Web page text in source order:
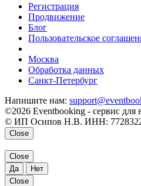
Регистрация
Продвижение
Блог
Пользовательское
Москва
Обработка данных
Санкт-Петербург
Напишите нам:
©2026 Eventbooking - сервис для
© ИП Осипов Н.В. ИНН:
Close
Close
Да
Нет
Close